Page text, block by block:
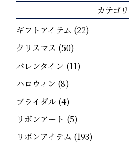
カテゴリ
ギフトアイテム (22)
クリスマス (50)
バレンタイン (11)
ハロウィン (8)
ブライダル (4)
リボンアート (5)
リボンアイテム (193)